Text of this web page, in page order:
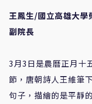
王鳳生/國立高雄大學
副院長
3月3日是農曆正月十
節，唐朝詩人王維筆
句子，描繪的是平靜